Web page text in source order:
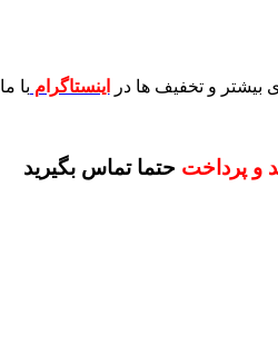
بیشتر و تخفیف ها در اینستاگرام با
و پرداختحتما تماس بگیرید